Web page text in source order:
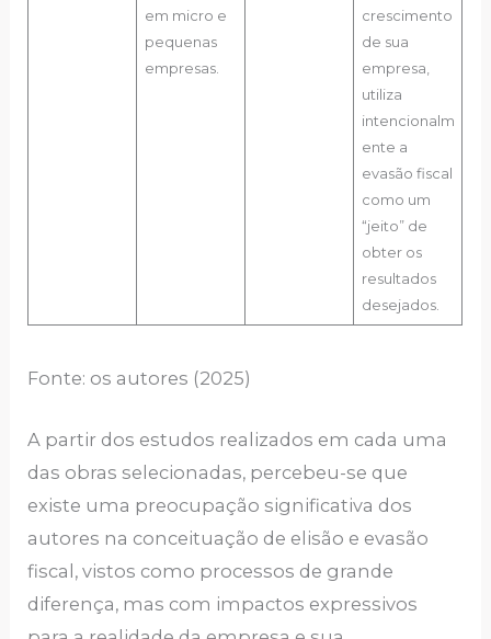
em micro e
pequenas
empresas.
crescimento
de sua
empresa,
utiliza
intencionalm
ente a
evasão fiscal
como um
“jeito” de
obter os
resultados
desejados.
Fonte: os autores (2025)
A partir dos estudos realizados em cada uma
das obras selecionadas, percebeu-se que
existe uma preocupação significativa dos
autores na conceituação de elisão e evasão
fiscal, vistos como processos de grande
diferença, mas com impactos expressivos